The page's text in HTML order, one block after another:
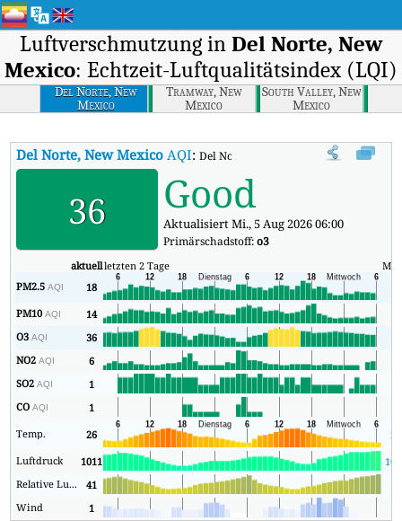
Luftverschmutzung in Del Norte, New
Mexico: Echtzeit-Luftqualitätsindex (LQI)
Del Norte, New
Mexico
Tramway, New
Mexico
South Valley, New
Mexico
Del Norte, New Mexico AQI:Del Norte, New Mexico Echtzeit-
36 Good
Aktualisiert Mi., 5 Aug 2026 06:00
Primärschadstoff:o3
aktuellletzten 2 Tage
PM2.5AQI 18
15
PM10AQI 14
11
O3AQI 36
15
NO2AQI 6
SO2AQI 1
COAQI 1
Temp.
26
23
Luftdruck
1011
Relative Luftfeuchtigkeit
41
17
Wind
1